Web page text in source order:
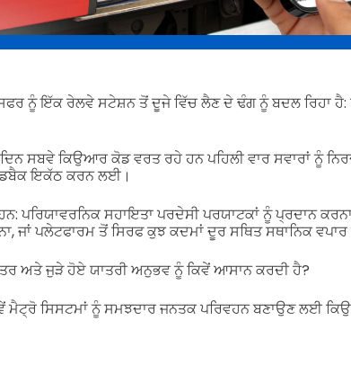
ਨੂੰ ਇੱਕ ਰੇਲਵੇ ਸਟੇਸ਼ਨ ਤੋਂ ਦੂਜੇ ਵਿੱਚ ਲੈਣ ਦੇ ਢੰਗ ਨੂੰ ਬਦਲ ਰਿਹਾ
ਸਬਵੇ ਕਿਉਆਰ ਕੋਡ ਵਰਤ ਰਹੇ ਹਨ ਪਹਿਲੀ ਵਾਰ ਸਵਾਰਾਂ ਨੂੰ
ਇਕੱਠ ਕਰਨ ਲਈ।
ਪਰਿਯਾਵਰਨਿਕ ਸਹਾਇਤਾ ਪਰਦੇਸੀ ਪਰਯਾਟਕਾਂ ਨੂੰ ਪ੍ਰਦਾਨ
ਜਾਂ ਪਲੇਟਫਾਰਮ ਤੋਂ ਸਿਰਫ ਕੁਝ ਕਦਮਾਂ ਦੂਰ ਸਥਿਤ ਸਥਾਨਿਕ ਵਪਾਰ
ਅਤੇ ਜੁੜੇ ਹੋਏ ਯਾਤਰੀ ਅਨੁਭਵ ਨੂੰ ਕਿਵੇਂ ਆਸਾਨ ਕਰਦੀ ਹੈ?
ਮੈਟ੍ਰੋ ਸਿਸਟਮਾਂ ਨੂੰ ਸਮਝਦਾਰ ਜਨਤਕ ਪਰਿਵਹਨ ਬਣਾਉਣ ਲਈ